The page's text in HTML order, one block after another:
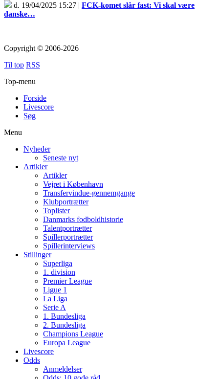
d. 19/04/2025 15:27 | FCK-komet slår fast: Vi skal være
danske…
Copyright © 2006-2026
Til top RSS
Top-menu
Forside
Livescore
Søg
Menu
Nyheder
Seneste nyt
Artikler
Artikler
Vejret i København
Transfervindue-gennemgange
Klubportrætter
Toplister
Danmarks fodboldhistorie
Talentportrætter
Spillerportrætter
Spillerinterviews
Stillinger
Superliga
1. division
Premier League
Ligue 1
La Liga
Serie A
1. Bundesliga
2. Bundesliga
Champions League
Europa League
Livescore
Odds
Anmeldelser